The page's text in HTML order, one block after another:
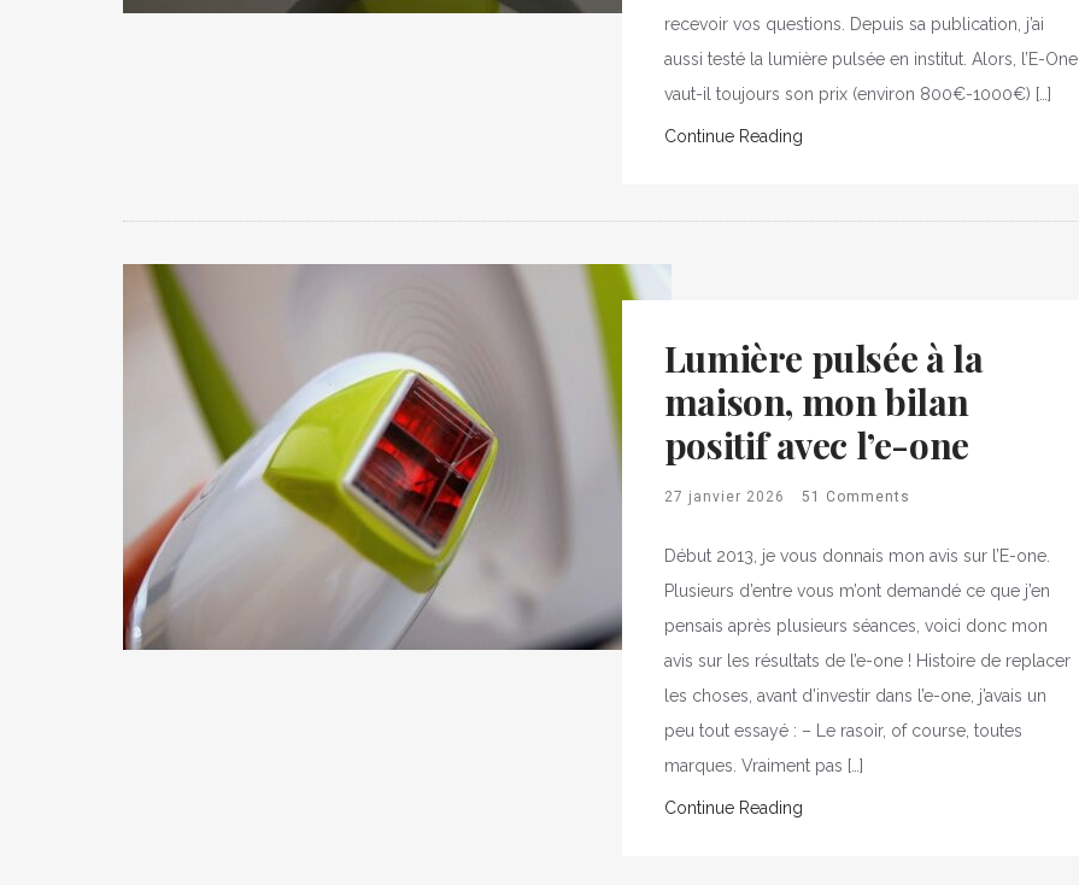
recevoir vos questions. Depuis sa publication, j’ai
aussi testé la lumière pulsée en institut. Alors, l’E-One
vaut-il toujours son prix (environ 800€-1000€) […]
Continue Reading
Lumière pulsée à la
maison, mon bilan
positif avec l’e-one
27 janvier 2026 51 Comments
Début 2013, je vous donnais mon avis sur l’E-one.
Plusieurs d’entre vous m’ont demandé ce que j’en
pensais après plusieurs séances, voici donc mon
avis sur les résultats de l’e-one ! Histoire de replacer
les choses, avant d’investir dans l’e-one, j’avais un
peu tout essayé : – Le rasoir, of course, toutes
marques. Vraiment pas […]
Continue Reading